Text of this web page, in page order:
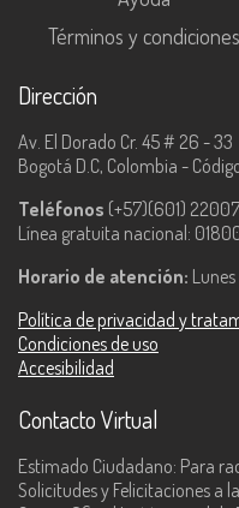
Términos y condiciones
Dirección
Av. El Dorado Cr. 45 # 26 - 33
Bogotá D.C, Colombia - Código
Teléfonos (+57)(601)
Línea gratuita nacional:
Horario de atención:
Política de privacidad y
Condiciones de uso
Accesibilidad
Contacto Virtual
Estimado Ciudadano: Para
Solicitudes y Felicitaciones a